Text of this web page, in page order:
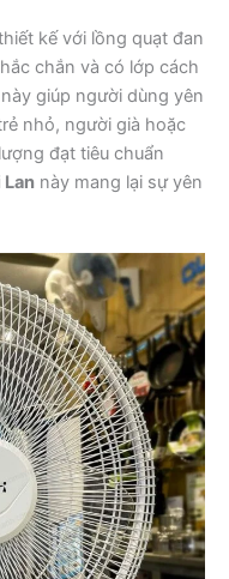
kế với lồng quạt đan
chắn và có lớp cách
giúp người dùng yên
nhỏ, người già hoặc
đạt tiêu chuẩn
này mang lại sự yên